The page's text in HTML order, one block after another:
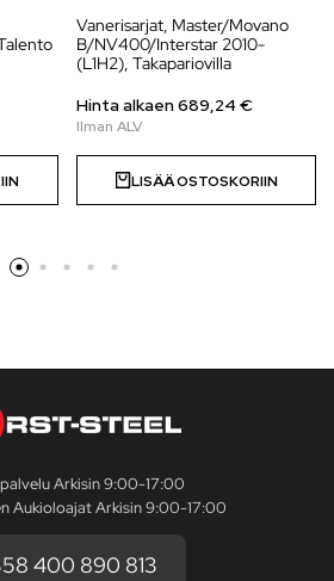
Vanerisarjat, Master/Movano
B/NV400/Interstar 2010-
(L1H2), Takapariovilla
Hinta alkaen689,24 €
LISÄÄ OSTOSKORIIN
Arkisin 9:00-17:00
Aukioloajat Arkisin 9:00-17:00
400 890 813